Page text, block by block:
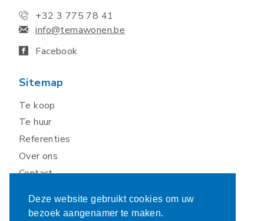
Deze website gebruikt cookies om uw
bezoek aangenamer te maken.
+32 3 775 78 41
info@temawonen.be
Facebook
Sitemap
Te koop
Te huur
Referenties
Over ons
Contact